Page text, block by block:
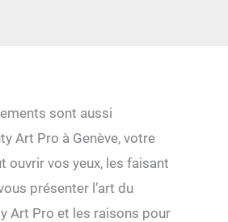
sont aussi
Art Pro à Genève, votre
ouvrir vos yeux, les faisant
présenter l’art du
Art Pro et les raisons pour